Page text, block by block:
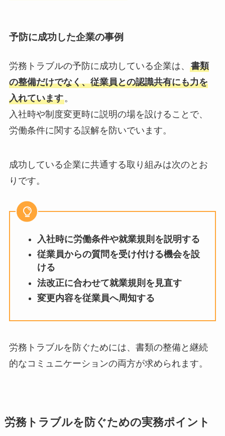
予防に成功した企業の事例
労務トラブルの予防に成功している企業は、 書類
の整備だけでなく、従業員との認識共有にも力を
入れています。
入社時や制度変更時に説明の場を設けることで、
労働条件に関する誤解を防いでいます。
成功している企業に共通する取り組みは次のとお
りです。
入社時に労働条件や就業規則を説明する
従業員からの質問を受け付ける機会を設
ける
法改正に合わせて就業規則を見直す
変更内容を従業員へ周知する
労務トラブルを防ぐためには、書類の整備と継続
的なコミュニケーションの両方が求められます。
労務トラブルを防ぐための実務ポイント